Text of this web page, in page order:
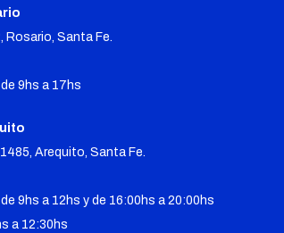
Rosario, Santa Fe.
9hs a 17hs
Arequito, Santa Fe.
9hs a 12hs y de 16:00hs a 20:00hs
a 12:30hs